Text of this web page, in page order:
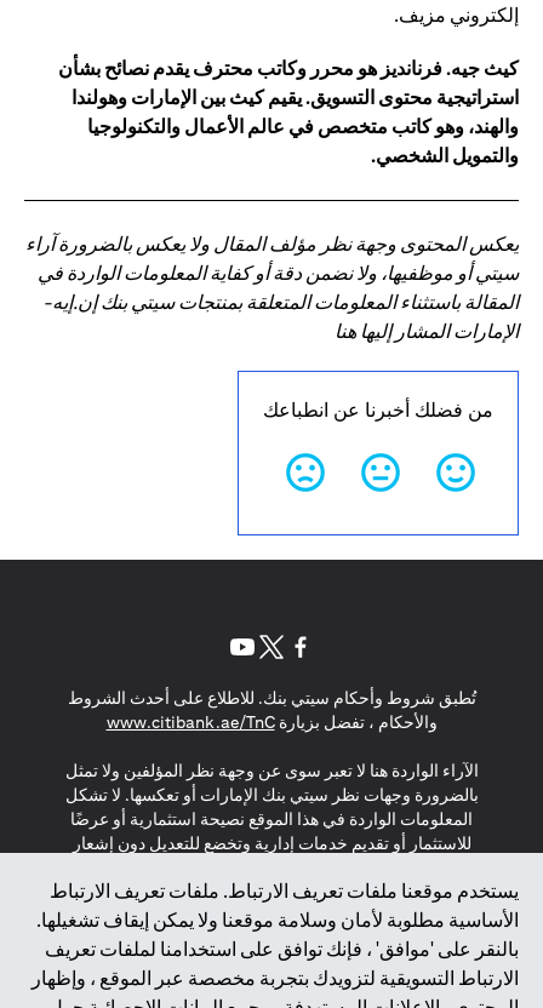
إلكتروني مزيف.
كيث جيه. فرنانديز هو محرر وكاتب محترف يقدم نصائح بشأن
استراتيجية محتوى التسويق. يقيم كيث بين الإمارات وهولندا
والهند، وهو كاتب متخصص في عالم الأعمال والتكنولوجيا
والتمويل الشخصي.
يعكس المحتوى وجهة نظر مؤلف المقال ولا يعكس بالضرورة آراء
سيتي أو موظفيها، ولا نضمن دقة أو كفاية المعلومات الواردة في
المقالة باستثناء المعلومات المتعلقة بمنتجات سيتي بنك إن.إيه-
الإمارات المشار إليها هنا
من فضلك أخبرنا عن انطباعك
يستخدم موقعنا ملفات تعريف الارتباط. ملفات تعريف الارتباط
الأساسية مطلوبة لأمان وسلامة موقعنا ولا يمكن إيقاف تشغيلها.
بالنقر على 'موافق' ، فإنك توافق على استخدامنا لملفات تعريف
الارتباط التسويقية لتزويدك بتجربة مخصصة عبر الموقع ، وإظهار
تُطبق شروط وأحكام سيتي بنك. للاطلاع على أحدث الشروط
والأحكام ، تفضل بزيارةwww.citibank.ae/TnC
in a new tab
الآراء الواردة هنا لا تعبر سوى عن وجهة نظر المؤلفين ولا تمثل
بالضرورة وجهات نظر سيتي بنك الإمارات أو تعكسها. لا تشكل
المعلومات الواردة في هذا الموقع نصيحة استثمارية أو عرضًا
للاستثمار أو تقديم خدمات إدارية وتخضع للتعديل دون إشعار
لا يتم تقديم المنتجات والخدمات المذكورة في هذا الموقع للأفراد
المقيمين في الاتحاد الأوروبي أو المنطقة الاقتصادية الأوروبية أو
سويسرا أو غيرنسي أو جيرسي أو موناكو أو سان مارينو أو
الفاتيكان أو جزيرة مان أو المملكة المتحدة أو خصوصية البيانات